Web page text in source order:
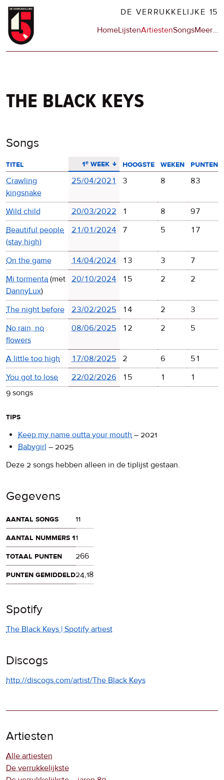
Overslaan
naar
DE VERRUKKELIJKE 15
Hoofdnavigatie
HomeLijstenArtiestenSongsMeerop
…
the black keys
Songs
titel 1ᵉ week
aflopend sorteren hoogste weken
punten
Crawling
kingsnake
25/04/2021 3 8 83
Wild child 20/03/2022 1 8
97
Beautiful people
(stay high)
21/01/2024 7 5 17
On the game 14/04/2024 13 3
7
Mi tormenta (met
DannyLux)
20/10/2024 15 2 2
The night before 23/02/2025 14 2
3
No rain, no
flowers
08/06/2025 12 2 5
A little too high 17/08/2025 2 6
51
You got to lose
22/02/2026 15 1
1
9 songs
tips
Keep my name outta your mouth – 2021
Babygirl – 2025
Deze 2 songs hebben alleen in de tiplijst gestaan.
Gegevens
aantal songs
11
aantal nummers 11
totaal punten
266
punten gemiddeld24,18
Spotify
The Black Keys | Spotify artiest
Discogs
http://discogs.com/artist/The Black Keys
Artiesten
Alle artiesten
De verrukkelijkste